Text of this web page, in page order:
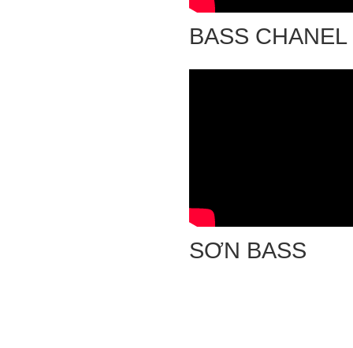
BASS CHANEL
SƠN BASS